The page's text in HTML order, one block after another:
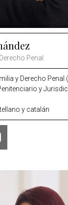
Penal
y Derecho Penal
y
y catalán